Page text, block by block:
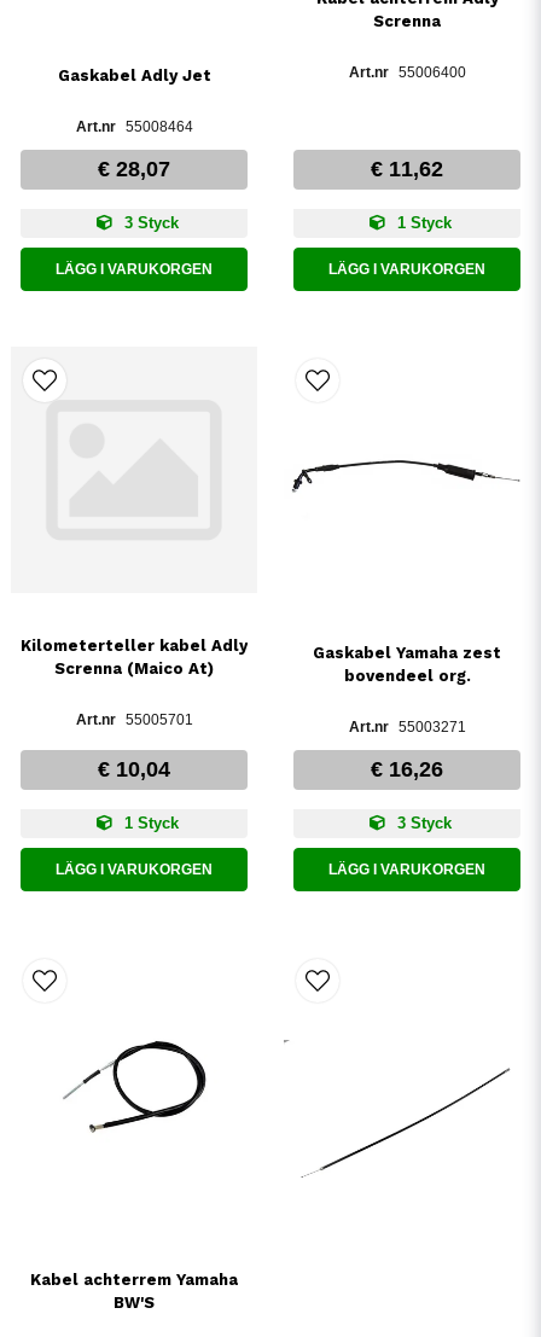
Gaskabel Adly Jet
55008464
€ 28,07
3 Styck
LÄGG I VARUKORGEN
Screnna
55006400
€ 11,62
1 Styck
LÄGG I VARUKORGEN
Kilometerteller kabel Adly
Screnna (Maico At)
55005701
€ 10,04
1 Styck
LÄGG I VARUKORGEN
Gaskabel Yamaha zest
bovendeel org.
55003271
€ 16,26
3 Styck
LÄGG I VARUKORGEN
Kabel achterrem Yamaha
BW'S